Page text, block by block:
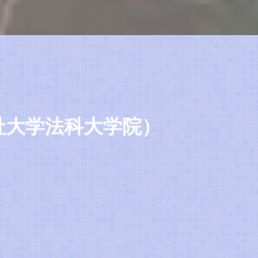
学法科大学院）